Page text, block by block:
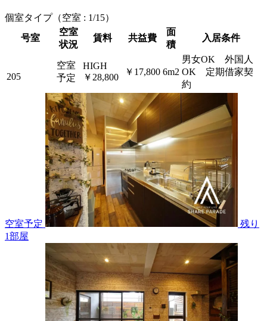
個室タイプ（空室 : 1/15）
号室
空室
状況
賃料 共益費
面
積
入居条件
205
空室
予定
HIGH
￥28,800
￥17,800 6m2
男女OK 外国人
OK 定期借家契
約
空室予定
残り
1部屋